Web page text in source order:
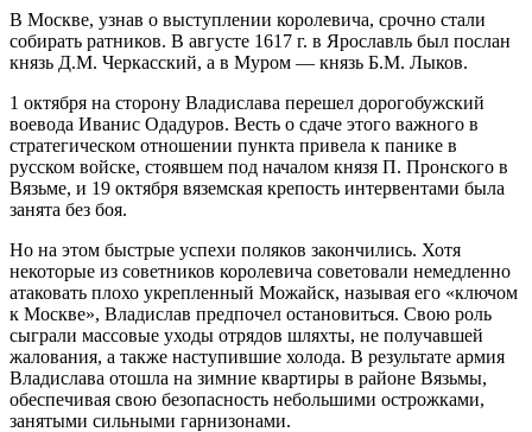
В Москве, узнав о выступлении королевича, срочно стали
собирать ратников. В августе 1617 г. в Ярославль был послан
князь Д.М. Черкасский, а в Муром — князь Б.М. Лыков.
1 октября на сторону Владислава перешел дорогобужский
воевода Иванис Одадуров. Весть о сдаче этого важного в
стратегическом отношении пункта привела к панике в
русском войске, стоявшем под началом князя П. Пронского в
Вязьме, и 19 октября вяземская крепость интервентами была
занята без боя.
Но на этом быстрые успехи поляков закончились. Хотя
некоторые из советников королевича советовали немедленно
атаковать плохо укрепленный Можайск, называя его «ключом
к Москве», Владислав предпочел остановиться. Свою роль
сыграли массовые уходы отрядов шляхты, не получавшей
жалования, а также наступившие холода. В результате армия
Владислава отошла на зимние квартиры в районе Вязьмы,
обеспечивая свою безопасность небольшими острожками,
занятыми сильными гарнизонами.